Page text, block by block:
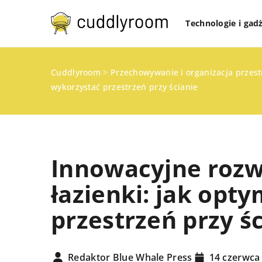
Technologie i
Cuddlyroom > Przechowywanie i organizacja
wykorzystać przestrzeń przy ścianie
Innowacyjne
łazienki: jak
przestrzeń przy
Redaktor Blue Whale Press 14
TECHNOLOGIE I
ZDROWY DOM
14 kwietnia 2024
Jak wybrać